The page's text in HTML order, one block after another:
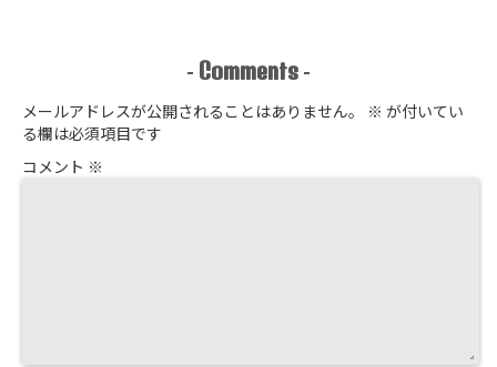
- Comments -
メールアドレスが公開されることはありません。 ※ が付いてい
る欄は必須項目です
コメント ※